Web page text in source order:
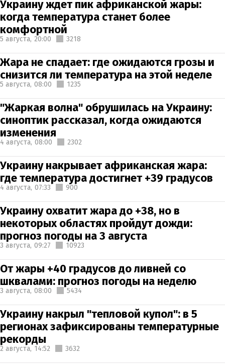
Украину ждет пик африканской жары:
когда температура станет более
комфортной
5 августа, 20:00 3218
Жара не спадает: где ожидаются грозы и
снизится ли температура на этой неделе
5 августа, 08:00 1235
"Жаркая волна" обрушилась на Украину:
синоптик рассказал, когда ожидаются
изменения
4 августа, 08:00 2302
Украину накрывает африканская жара:
где температура достигнет +39 градусов
4 августа, 07:33 900
Украину охватит жара до +38, но в
некоторых областях пройдут дожди:
прогноз погоды на 3 августа
3 августа, 09:27 10923
От жары +40 градусов до ливней со
шквалами: прогноз погоды на неделю
3 августа, 08:00 5434
Украину накрыл "тепловой купол": в 5
регионах зафиксированы температурные
рекорды
2 августа, 14:52 3632